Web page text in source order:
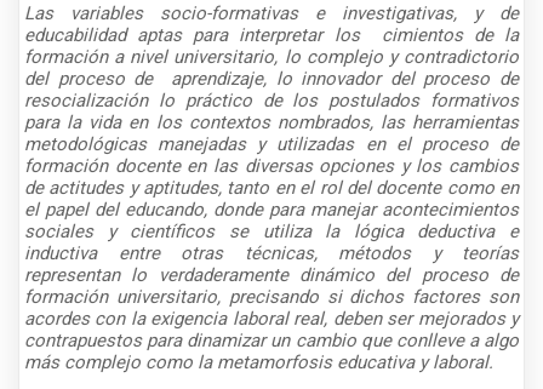
Las variables socio-formativas e investigativas, y de
educabilidad aptas para interpretar los cimientos de la
formación a nivel universitario, lo complejo y contradictorio
del proceso de aprendizaje, lo innovador del proceso de
resocialización lo práctico de los postulados formativos
para la vida en los contextos nombrados, las herramientas
metodológicas manejadas y utilizadas en el proceso de
formación docente en las diversas opciones y los cambios
de actitudes y aptitudes, tanto en el rol del docente como en
el papel del educando, donde para manejar acontecimientos
sociales y científicos se utiliza la lógica deductiva e
inductiva entre otras técnicas, métodos y teorías
representan lo verdaderamente dinámico del proceso de
formación universitario, precisando si dichos factores son
acordes con la exigencia laboral real, deben ser mejorados y
contrapuestos para dinamizar un cambio que conlleve a algo
más complejo como la metamorfosis educativa y laboral.